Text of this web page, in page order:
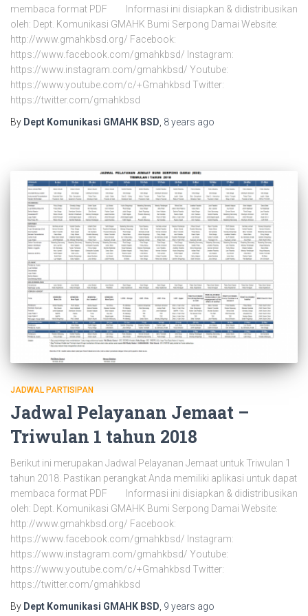
membaca format PDF Informasi ini disiapkan & didistribusikan
oleh: Dept. Komunikasi GMAHK Bumi Serpong Damai Website:
http://www.gmahkbsd.org/ Facebook:
https://www.facebook.com/gmahkbsd/ Instagram:
https://www.instagram.com/gmahkbsd/ Youtube:
https://www.youtube.com/c/+Gmahkbsd Twitter:
https://twitter.com/gmahkbsd
By Dept Komunikasi GMAHK BSD 8 years ago
JADWAL PARTISIPAN
Jadwal Pelayanan Jemaat –
Triwulan 1 tahun 2018
Berikut ini merupakan Jadwal Pelayanan Jemaat untuk Triwulan 1
tahun 2018. Pastikan perangkat Anda memiliki aplikasi untuk dapat
membaca format PDF Informasi ini disiapkan & didistribusikan
oleh: Dept. Komunikasi GMAHK Bumi Serpong Damai Website:
http://www.gmahkbsd.org/ Facebook:
https://www.facebook.com/gmahkbsd/ Instagram:
https://www.instagram.com/gmahkbsd/ Youtube:
https://www.youtube.com/c/+Gmahkbsd Twitter:
https://twitter.com/gmahkbsd
By Dept Komunikasi GMAHK BSD 9 years ago